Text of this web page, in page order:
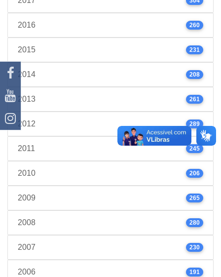
2016 260
2015 231
2014 208
2013 261
2012 289
2011 245
2010 206
2009 265
2008 280
2007 230
2006 191